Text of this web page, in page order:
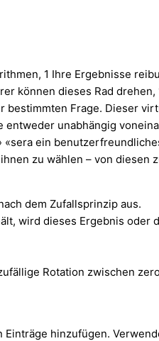
1 Ihre Ergebnisse
können dieses Rad drehen,
bestimmten Frage. Dieser
unabhängig
ein
zu wählen – von diesen
dem Zufallsprinzip aus.
wird dieses Ergebnis oder
Rotation zwischen
hinzufügen.